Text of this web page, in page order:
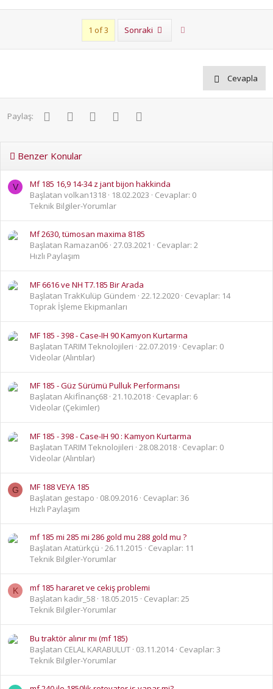
1 of 3 Sonraki
Cevapla
Paylaş: FacebookTwitter PinterestWhatsApp
Benzer Konular
V
Mf 185 16,9 14-34 z jant bijon hakkinda
Başlatan volkan1318
18.02.2023
Cevaplar: 0
Teknik Bilgiler-Yorumlar
Mf 2630, tümosan maxima 8185
Başlatan Ramazan06 27.03.2021
Cevaplar: 2
Hızlı Paylaşım
MF 6616 ve NH T7.185 Bir Arada
Başlatan TrakKulüp Gündem 22.12.2020 Cevaplar: 14
Toprak İşleme Ekipmanları
MF 185 - 398 - Case-IH 90 Kamyon Kurtarma
Başlatan TARIM Teknolojileri 22.07.2019 Cevaplar: 0
Videolar (Alıntılar)
MF 185 - Güz Sürümü Pulluk Performansı
Başlatan Akifİnanç68 21.10.2018 Cevaplar: 6
Videolar (Çekimler)
MF 185 - 398 - Case-IH 90 : Kamyon Kurtarma
Başlatan TARIM Teknolojileri 28.08.2018 Cevaplar: 0
Videolar (Alıntılar)
G
MF 188 VEYA 185
Başlatan gestapo
08.09.2016 Cevaplar: 36
Hızlı Paylaşım
mf 185 mi 285 mi 286 gold mu 288 gold mu ?
Başlatan Atatürkçü 26.11.2015
Cevaplar: 11
Teknik Bilgiler-Yorumlar
K
mf 185 hararet ve cekiş problemi
Başlatan kadir_58
18.05.2015
Cevaplar: 25
Teknik Bilgiler-Yorumlar
Bu traktör alınır mı (mf 185)
Başlatan CELAL KARABULUT 03.11.2014 Cevaplar: 3
Teknik Bilgiler-Yorumlar